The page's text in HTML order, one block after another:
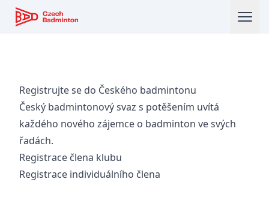
Český badmintonový svaz
Registrujte se do Českého badmintonu
Český badmintonový svaz s potěšením uvítá
každého nového zájemce o badminton ve svých
řadách.
Registrace člena klubu
Registrace individuálního člena